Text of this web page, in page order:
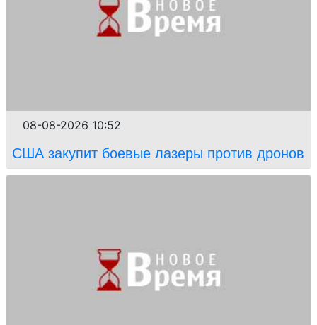
08-08-2026 10:52
США закупит боевые лазеры против дронов